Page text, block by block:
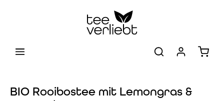
BIO Rooibostee mit Lemongras &